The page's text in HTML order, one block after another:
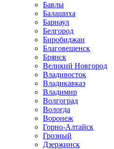
Бавлы
Балашиха
Барнаул
Белгород
Биробиджан
Благовещенск
Брянск
Великий Новгород
Владивосток
Владикавказ
Владимир
Волгоград
Вологда
Воронеж
Горно-Алтайск
Грозный
Дзержинск